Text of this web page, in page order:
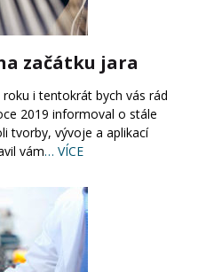
začátku jara
i tentokrát bych vás rád
2019 informoval o stále
tvorby, vývoje a aplikací
vám… VÍCE